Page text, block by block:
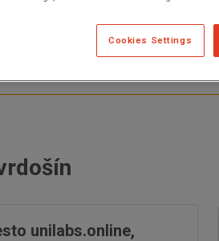
unilabs.online,
Cookies Settings